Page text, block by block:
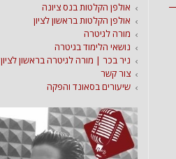
אולפן הקלטות בנס ציונה
אולפן הקלטות בראשון לציון
מורה לגיטרה
נושאי הלימוד בגיטרה
ניר בכר | מורה לגיטרה בראשון לציון
צור קשר
שיעורים בסאונד והפקה